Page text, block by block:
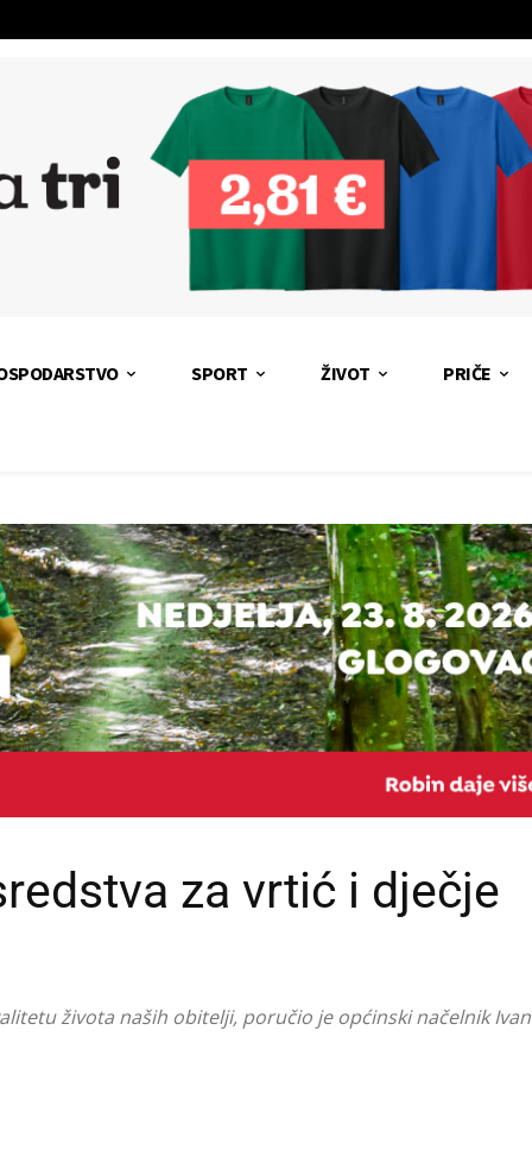
SPORT ŽIVOT PRIČE
za vrtić i dječje
života naših obitelji, poručio je općinski načelnik Ivan